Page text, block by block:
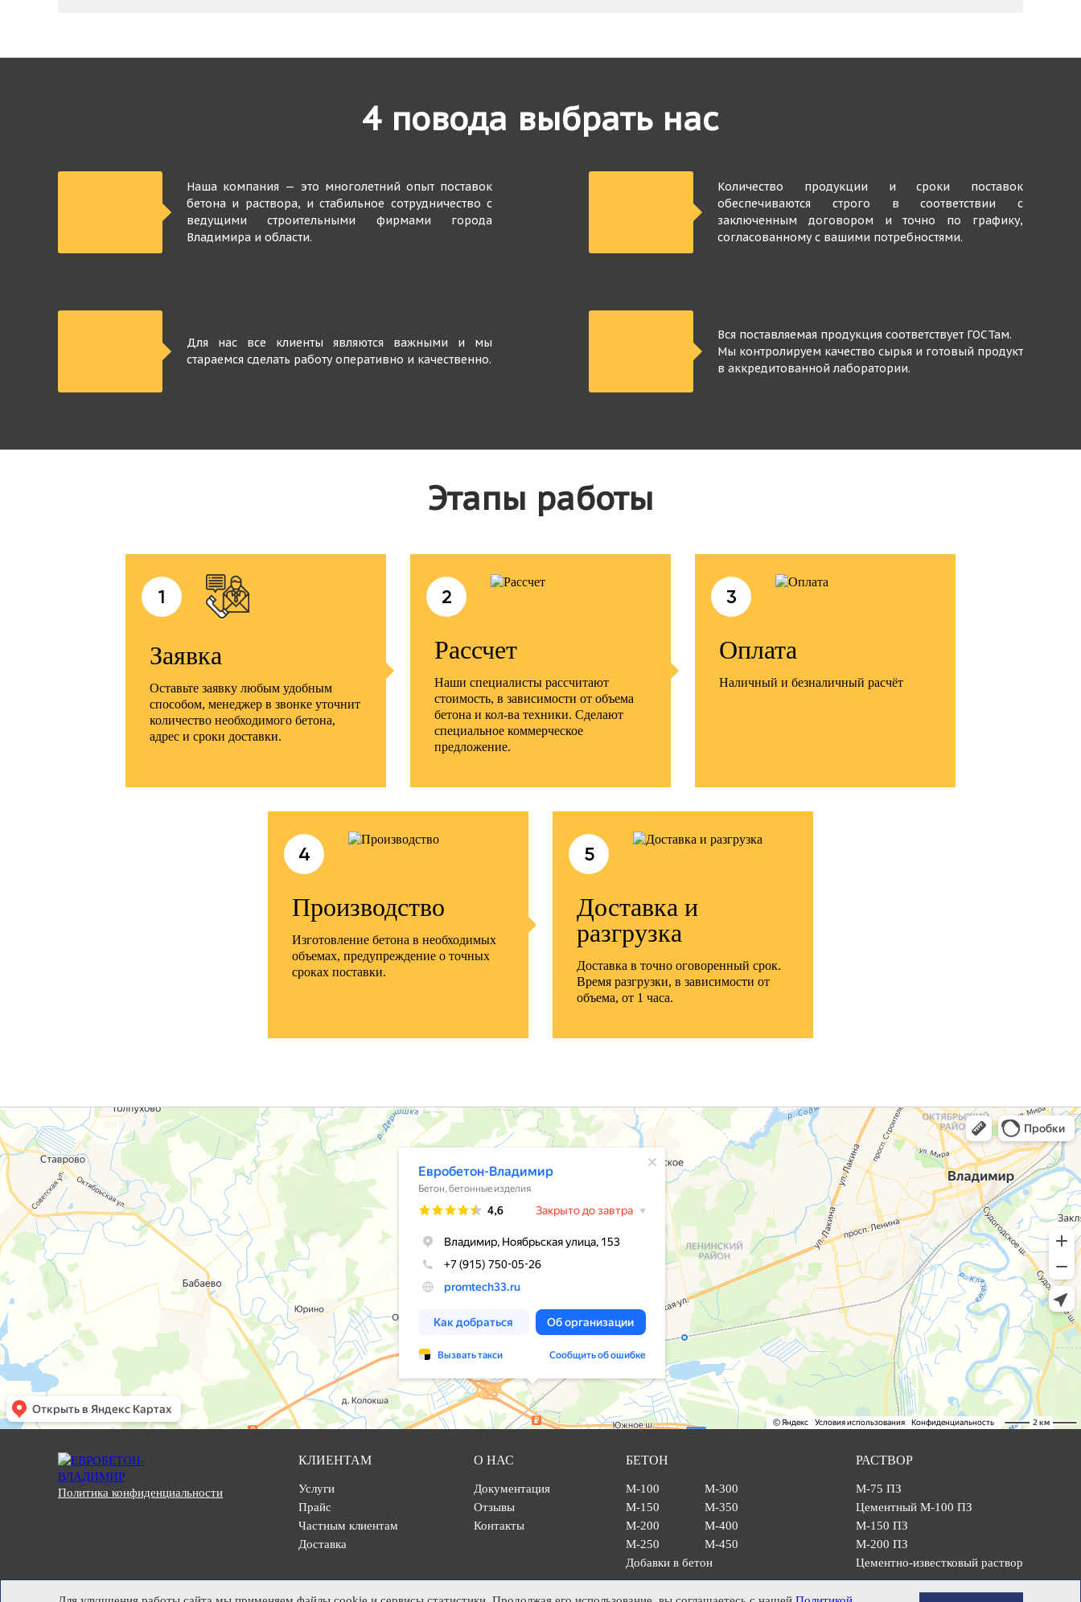
4 повода выбрать нас
Наша компания — это многолетний опыт поставок
бетона и раствора, и стабильное сотрудничество с
ведущими строительными фирмами города
Владимира и области.
Количество продукции и сроки поставок
обеспечиваются строго в соответствии с
заключенным договором и точно по графику,
согласованному с вашими потребностями.
Для нас все клиенты являются важными и мы
стараемся сделать работу оперативно и качественно.
Вся поставляемая продукция соответствует ГОСТам.
Мы контролируем качество сырья и готовый продукт
в аккредитованной лаборатории.
Этапы работы
1
Заявка
Оставьте заявку любым удобным
способом, менеджер в звонке уточнит
количество необходимого бетона,
адрес и сроки доставки.
2
Рассчет
Наши специалисты рассчитают
стоимость, в зависимости от объема
бетона и кол-ва техники. Сделают
специальное коммерческое
предложение.
3
Оплата
Наличный и безналичный расчёт
4
Производство
Изготовление бетона в необходимых
объемах, предупреждение о точных
сроках поставки.
5
Доставка и
разгрузка
Доставка в точно оговоренный срок.
Время разгрузки, в зависимости от
объема, от 1 часа.
Политика конфиденциальности
КЛИЕНТАМ
Услуги
Прайс
Частным клиентам
Доставка
О НАС
Документация
Отзывы
Контакты
БЕТОН
М-100
М-150
М-200
М-250
М-300
М-350
М-400
М-450
Добавки в бетон
РАСТВОР
М-75 ПЗ
Цементный М-100 ПЗ
М-150 ПЗ
М-200 ПЗ
Цементно-известковый раствор